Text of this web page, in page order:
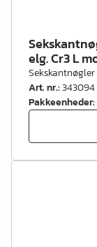
elg. Cr3 L
Sekskantnøgler
Art. nr.:343094
Pakkeenheder: